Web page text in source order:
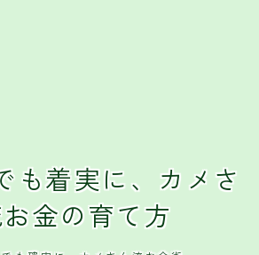
も着実に、カメさ
金の育て方